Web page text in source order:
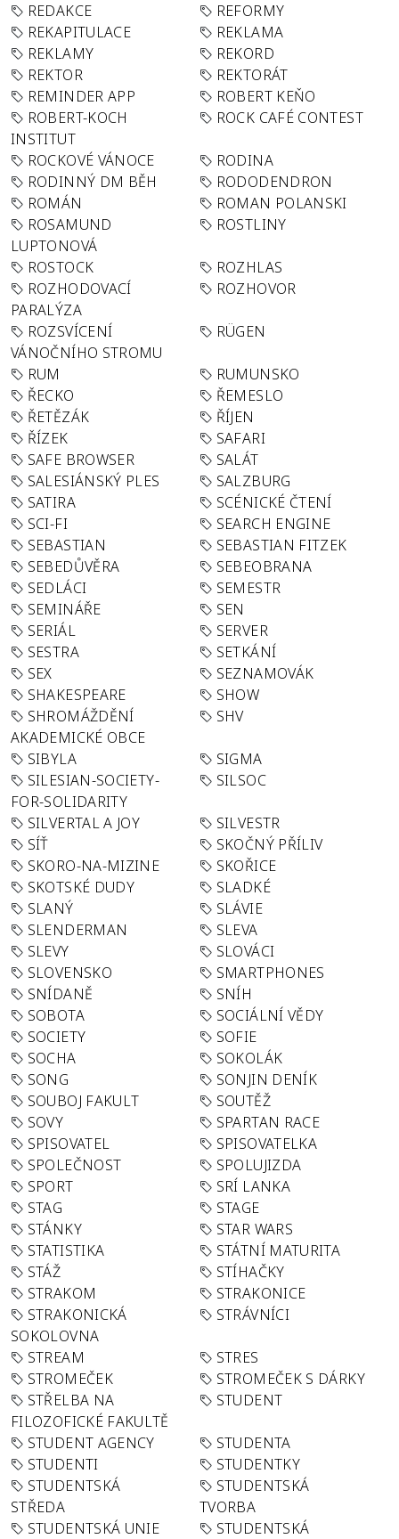
REDAKCE
REFORMY
REKAPITULACE
REKLAMA
REKLAMY
REKORD
REKTOR
REKTORÁT
REMINDER APP
ROBERT KEŇO
ROBERT-KOCH
INSTITUT
ROCK CAFÉ CONTEST
ROCKOVÉ VÁNOCE
RODINA
RODINNÝ DM BĚH
RODODENDRON
ROMÁN
ROMAN POLANSKI
ROSAMUND
LUPTONOVÁ
ROSTLINY
ROSTOCK
ROZHLAS
ROZHODOVACÍ
PARALÝZA
ROZHOVOR
ROZSVÍCENÍ
VÁNOČNÍHO STROMU
RÜGEN
RUM
RUMUNSKO
ŘECKO
ŘEMESLO
ŘETĚZÁK
ŘÍJEN
ŘÍZEK
SAFARI
SAFE BROWSER
SALÁT
SALESIÁNSKÝ PLES
SALZBURG
SATIRA
SCÉNICKÉ ČTENÍ
SCI-FI
SEARCH ENGINE
SEBASTIAN
SEBASTIAN FITZEK
SEBEDŮVĚRA
SEBEOBRANA
SEDLÁCI
SEMESTR
SEMINÁŘE
SEN
SERIÁL
SERVER
SESTRA
SETKÁNÍ
SEX
SEZNAMOVÁK
SHAKESPEARE
SHOW
SHROMÁŽDĚNÍ
AKADEMICKÉ OBCE
SHV
SIBYLA
SIGMA
SILESIAN-SOCIETY-
FOR-SOLIDARITY
SILSOC
SILVERTAL A JOY
SILVESTR
SÍŤ
SKOČNÝ PŘÍLIV
SKORO-NA-MIZINE
SKOŘICE
SKOTSKÉ DUDY
SLADKÉ
SLANÝ
SLÁVIE
SLENDERMAN
SLEVA
SLEVY
SLOVÁCI
SLOVENSKO
SMARTPHONES
SNÍDANĚ
SNÍH
SOBOTA
SOCIÁLNÍ VĚDY
SOCIETY
SOFIE
SOCHA
SOKOLÁK
SONG
SONJIN DENÍK
SOUBOJ FAKULT
SOUTĚŽ
SOVY
SPARTAN RACE
SPISOVATEL
SPISOVATELKA
SPOLEČNOST
SPOLUJIZDA
SPORT
SRÍ LANKA
STAG
STAGE
STÁNKY
STAR WARS
STATISTIKA
STÁTNÍ MATURITA
STÁŽ
STÍHAČKY
STRAKOM
STRAKONICE
STRAKONICKÁ
SOKOLOVNA
STRÁVNÍCI
STREAM
STRES
STROMEČEK
STROMEČEK S DÁRKY
STŘELBA NA
FILOZOFICKÉ FAKULTĚ
STUDENT
STUDENT AGENCY
STUDENTA
STUDENTI
STUDENTKY
STUDENTSKÁ
STŘEDA
STUDENTSKÁ
TVORBA
STUDENTSKÁ UNIE
STUDENTSKÁ